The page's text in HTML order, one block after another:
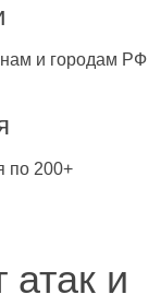
и городам РФ
по 200+
атак и